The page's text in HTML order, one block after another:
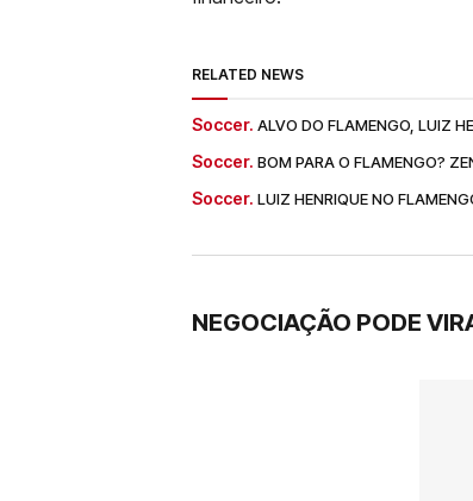
RELATED NEWS
Soccer. ALVO DO FLAMENGO, LUIZ
Soccer. BOM PARA O FLAMENGO?
Soccer. LUIZ HENRIQUE NO
NEGOCIAÇÃO PODE